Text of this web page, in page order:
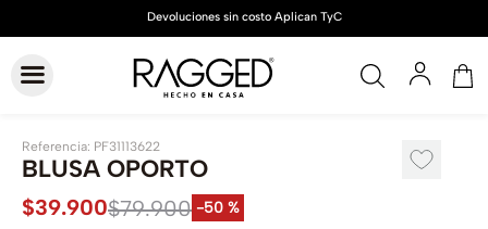
Referencia: PF31113622
BLUSA OPORTO
$39.900$79.900 -50 %